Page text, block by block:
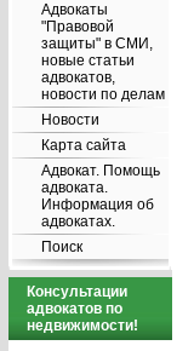
Адвокаты
"Правовой
защиты" в СМИ,
новые статьи
адвокатов,
новости по делам
Новости
Карта сайта
Адвокат. Помощь
адвоката.
Информация об
адвокатах.
Поиск
Консультации
адвокатов по
недвижимости!